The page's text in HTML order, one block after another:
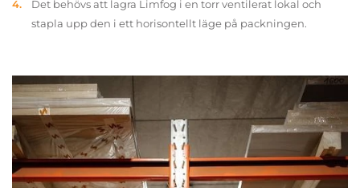
Det behövs att lagra Limfog i en torr ventilerat lokal och
stapla upp den i ett horisontellt läge på packningen.